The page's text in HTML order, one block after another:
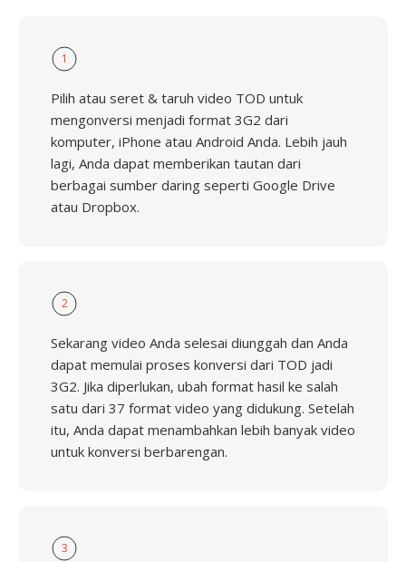
1
Pilih atau seret & taruh video TOD untuk
mengonversi menjadi format 3G2 dari
komputer, iPhone atau Android Anda. Lebih jauh
lagi, Anda dapat memberikan tautan dari
berbagai sumber daring seperti Google Drive
atau Dropbox.
2
Sekarang video Anda selesai diunggah dan Anda
dapat memulai proses konversi dari TOD jadi
3G2. Jika diperlukan, ubah format hasil ke salah
satu dari 37 format video yang didukung. Setelah
itu, Anda dapat menambahkan lebih banyak video
untuk konversi berbarengan.
3